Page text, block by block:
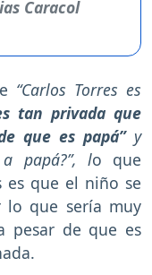
Caracol
“Carlos Torres es
tan privada que
que es papá”y
papá?”, lo que
es que el niño se
lo que sería muy
pesar de que es